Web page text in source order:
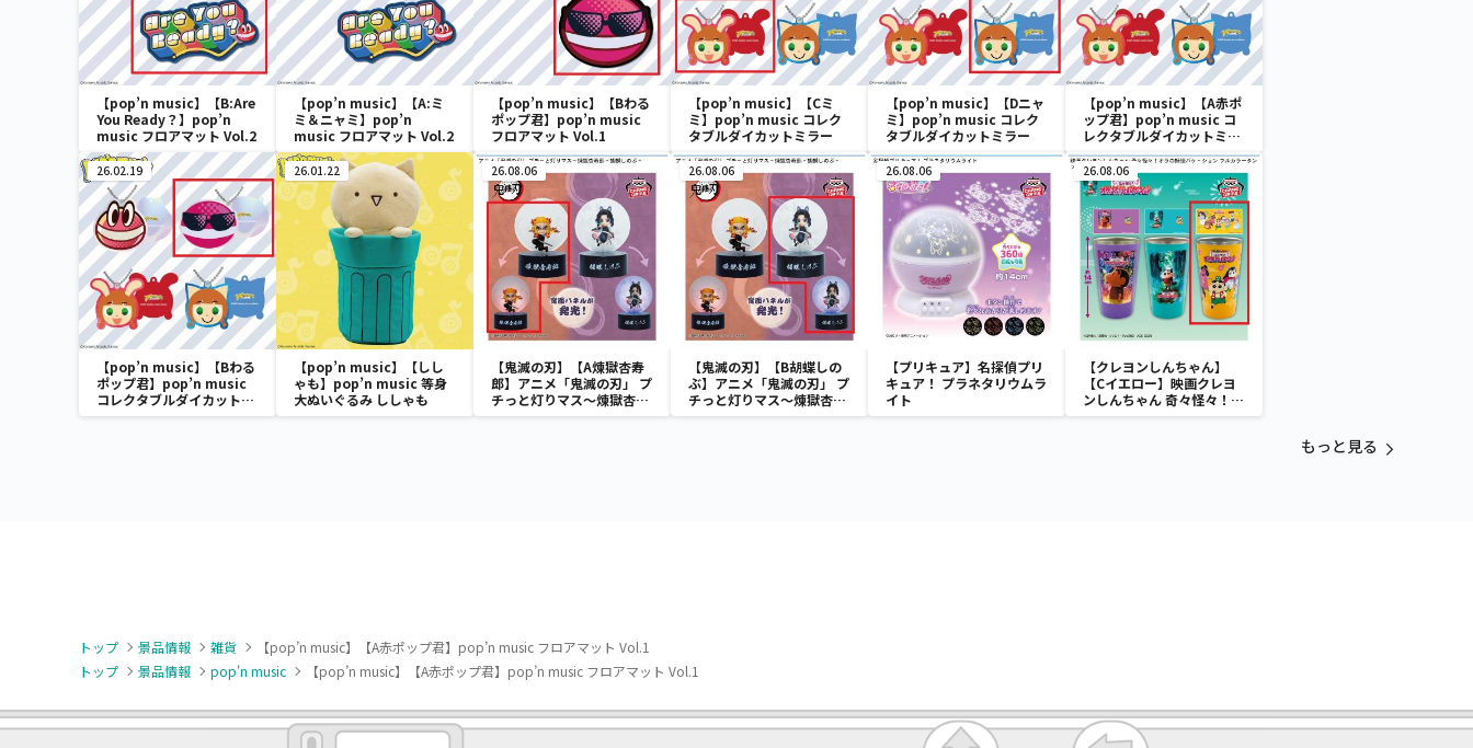
【pop’n music】【B:Are
You Ready？】pop’n
music フロアマット Vol.2
【pop’n music】【A:ミ
ミ＆ニャミ】pop’n
music フロアマット Vol.2
【pop’n music】【Bわる
ポップ君】pop’n music
フロアマット Vol.1
【pop’n music】【Cミ
ミ】pop’n music コレク
タブルダイカットミラー
【pop’n music】【Dニャ
ミ】pop’n music コレク
タブルダイカットミラー
【pop’n music】【A赤ポ
ップ君】pop’n music コ
レクタブルダイカットミラ
ー
26.02.19
【pop’n music】【Bわる
ポップ君】pop’n music
コレクタブルダイカットミ
ラー
26.01.22
【pop’n music】【しし
ゃも】pop’n music 等身
大ぬいぐるみ ししゃも
26.08.06
【鬼滅の刃】【A煉獄杏寿
郎】アニメ「鬼滅の刃」 プ
チっと灯りマス～煉獄杏寿
郎・胡蝶しのぶ～
26.08.06
【鬼滅の刃】【B胡蝶しの
ぶ】アニメ「鬼滅の刃」 プ
チっと灯りマス～煉獄杏寿
郎・胡蝶しのぶ～
26.08.06
【プリキュア】名探偵プリ
キュア！ プラネタリウムラ
イト
26.08.06
【クレヨンしんちゃん】
【Cイエロー】映画クレヨ
ンしんちゃん 奇々怪々！オ
ラの妖怪バケ～ション フル
もっと見る
トップ 景品情報 雑貨
【pop’n music】【A赤ポップ君】pop’n music フロアマット Vol.1
トップ
景品情報 pop'n music 【pop’n music】【A赤ポップ君】pop’n music フロアマット Vol.1